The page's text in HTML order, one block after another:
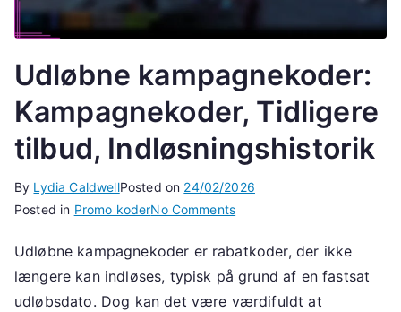
Udløbne kampagnekoder:
Kampagnekoder, Tidligere
tilbud, Indløsningshistorik
By Lydia CaldwellPosted on 24/02/2026
Posted in Promo koderNo Commentson
kampagnekoder:
Kampagnekoder,
Tidligere
Udløbne kampagnekoder er rabatkoder, der ikke
længere kan indløses, typisk på grund af en fastsat
udløbsdato. Dog kan det være værdifuldt at